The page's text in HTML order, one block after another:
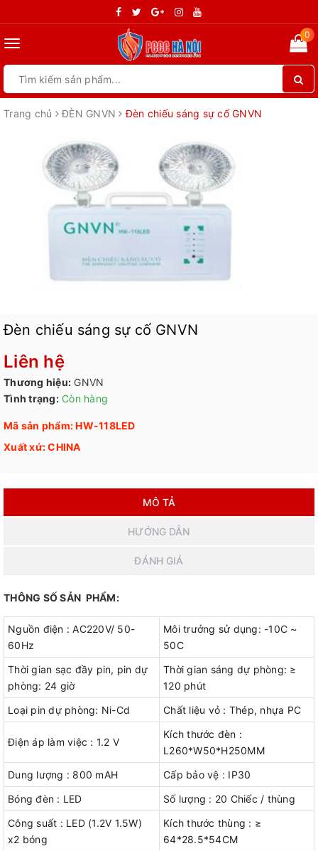
Toggle
0
Trang chủ ĐÈN GNVN Đèn chiếu sáng sự cố GNVN
Đèn chiếu sáng sự cố GNVN
Liên hệ
Thương hiệu: GNVN
Tình trạng: Còn hàng
Mã sản phẩm: HW-118LED
Xuất xứ: CHINA
MÔ TẢ
HƯỚNG DẪN
ĐÁNH GIÁ
THÔNG SỐ SẢN PHẨM:
Nguồn điện : AC220V/ 50-
60Hz
Môi trưởng sử dụng: -10C ~
50C
Thời gian sạc đầy pin, pin dự
phòng: 24 giờ
Thời gian sáng dự phòng: ≥
120 phút
Loại pin dự phòng: Ni-Cd
Chất liệu vỏ : Thép, nhựa PC
Điện áp làm việc : 1.2 V
Kích thước đèn :
L260*W50*H250MM
Dung lượng : 800 mAH
Cấp bảo vệ : IP30
Bóng đèn : LED
Số lượng : 20 Chiếc / thùng
Công suất : LED (1.2V 1.5W)
x2 bóng
Kích thước thùng : ≥
64*28.5*54CM